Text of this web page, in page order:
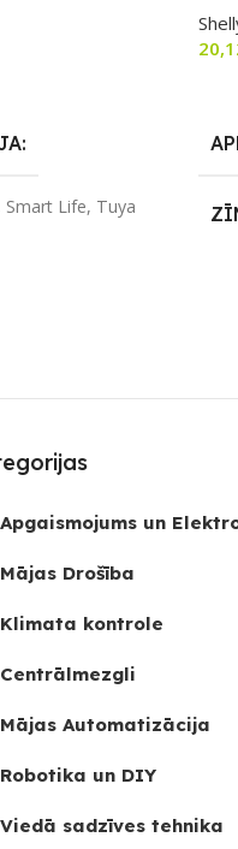
Smart Life, Tuya
Apgaismojums un
Mājas Drošība
Klimata kontrole
Centrālmezgli
Mājas Automatizācija
Robotika un DIY
Viedā sadzīves tehnika